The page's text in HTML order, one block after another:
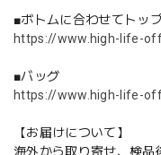
■ボトムに合わせてトッ
https://www.high-life-
■バッグ
https://www.high-life-
【お届けについて】
海外から取り寄せ、検品